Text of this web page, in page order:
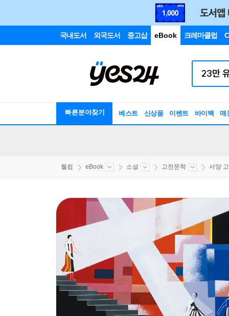
국내도서 외국도서 중고샵 eBook 크레마클럽
빠른분야찾기 베스트 신상품 이벤트 바이백 매
웰컴 eBook 소설 고전문학 서양